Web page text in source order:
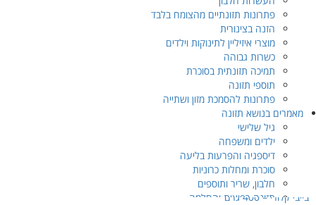
בייבי קלורי – 400 גרם
פתרונות תזונתיים מהצומח בלבד
הזנה בצינורית
מוצרי איזיליין לתינוקות וילדים
כשרות גבוהה
תמיכה תזונתית בסוכרת
תוספי תזונה
פתרונות להסמכת מזון ושתייה
מאמרים בנושא תזונה
גיל שלישי
ילדים ומשפחה
דיספגיה והפרעות בליעה
סוכרת ומחלות כרוניות
חלבון, שריר ותוספים
תזונה רפואית והחלמה